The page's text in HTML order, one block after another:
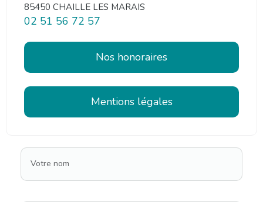
85450 CHAILLE LES MARAIS
02 51 56 72 57
Nos honoraires
Mentions légales
Votre nom